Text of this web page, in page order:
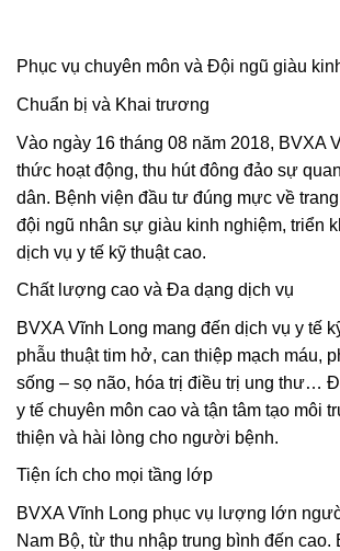
Phục vụ chuyên môn và Đội ngũ giàu
Chuẩn bị và Khai trương
Vào ngày 16 tháng 08 năm 2018, BVXA
thức hoạt động, thu hút đông đảo sự
dân. Bệnh viện đầu tư đúng mực về
đội ngũ nhân sự giàu kinh nghiệm, triển
dịch vụ y tế kỹ thuật cao.
Chất lượng cao và Đa dạng dịch vụ
BVXA Vĩnh Long mang đến dịch vụ y tế
phẫu thuật tim hở, can thiệp mạch máu,
sống – sọ não, hóa trị điều trị ung thư…
y tế chuyên môn cao và tận tâm tạo môi
thiện và hài lòng cho người bệnh.
Tiện ích cho mọi tầng lớp
BVXA Vĩnh Long phục vụ lượng lớn
Nam Bộ, từ thu nhập trung bình đến cao.